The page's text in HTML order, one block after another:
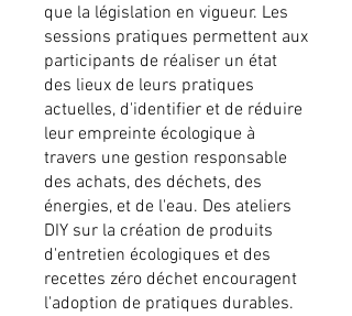
que la législation en vigueur. Les
sessions pratiques permettent aux
participants de réaliser un état
des lieux de leurs pratiques
actuelles, d'identifier et de réduire
leur empreinte écologique à
travers une gestion responsable
des achats, des déchets, des
énergies, et de l'eau. Des ateliers
DIY sur la création de produits
d'entretien écologiques et des
recettes zéro déchet encouragent
l'adoption de pratiques durables.